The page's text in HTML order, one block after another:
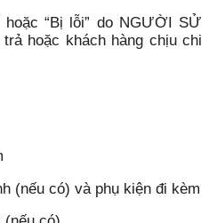
hoặc “Bị lỗi” do NGƯỜI SỬ
hoặc khách hàng chịu chi
(nếu có) và phụ kiện đi kèm